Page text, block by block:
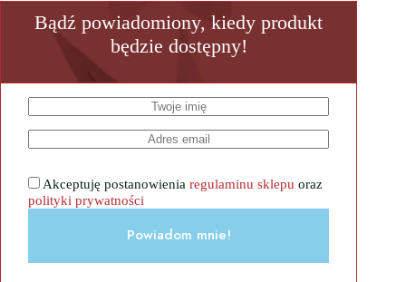
Bądź powiadomiony, kiedy produkt
będzie dostępny!
Akceptuję postanowienia regulaminu sklepu oraz
polityki prywatności
Powiadom mnie!